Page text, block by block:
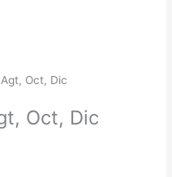
Oct, Dic
Oct, Dic